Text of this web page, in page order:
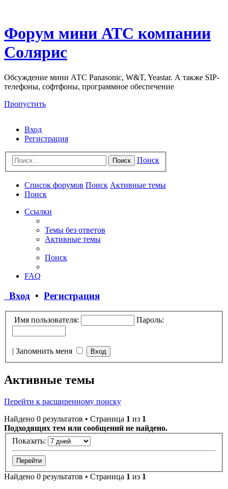
Форум мини АТС компании
Солярис
Обсуждение мини АТС Panasonic, W&T, Yeastar. А также SIP-
телефоны, софтфоны, программное обеспечение
Пропустить
Вход
Регистрация
Поиск Поиск
Список форумов Поиск Активные темы
Поиск
Ссылки
Темы без ответов
Активные темы
Поиск
FAQ
Вход • Регистрация
Имя пользователя: Пароль:
| Запомнить меня
Активные темы
Перейти к расширенному поиску
Найдено 0 результатов • Страница 1 из 1
Подходящих тем или сообщений не найдено.
Показать:
Найдено 0 результатов • Страница 1 из 1